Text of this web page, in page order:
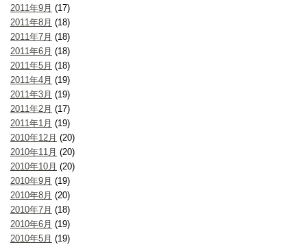
2011年9月 (17)
2011年8月 (18)
2011年7月 (18)
2011年6月 (18)
2011年5月 (18)
2011年4月 (19)
2011年3月 (19)
2011年2月 (17)
2011年1月 (19)
2010年12月 (20)
2010年11月 (20)
2010年10月 (20)
2010年9月 (19)
2010年8月 (20)
2010年7月 (18)
2010年6月 (19)
2010年5月 (19)